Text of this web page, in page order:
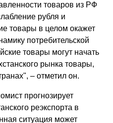
товаров из РФ
рубля и
товары в целом окажет
потребительской
товары могут начать
рынка товары,
– отметил он.
прогнозирует
реэкспорта в
ситуация может